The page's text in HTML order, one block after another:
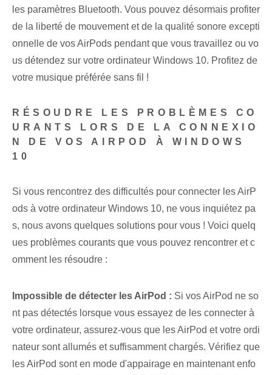
les paramètres Bluetooth. Vous pouvez désormais profiter
de la liberté de mouvement et de la qualité sonore excepti
onnelle de vos AirPods pendant que vous travaillez ou vo
us détendez sur votre ordinateur Windows 10. Profitez de
votre musique préférée sans fil !
RÉSOUDRE LES PROBLÈMES CO
URANTS LORS DE LA CONNEXIO
N DE VOS AIRPOD À WINDOWS
10
Si vous rencontrez des difficultés pour connecter les AirP
ods à votre ordinateur Windows 10, ne vous inquiétez pa
s, nous avons quelques solutions pour vous ! Voici quelq
ues problèmes courants que vous pouvez rencontrer et c
omment les résoudre :
Impossible de détecter les AirPod : Si vos AirPod ne so
nt pas détectés lorsque vous essayez de les connecter à
votre ordinateur, assurez-vous que les AirPod et votre ordi
nateur sont allumés et suffisamment chargés. Vérifiez que
les AirPod sont en mode d'appairage en maintenant enfo